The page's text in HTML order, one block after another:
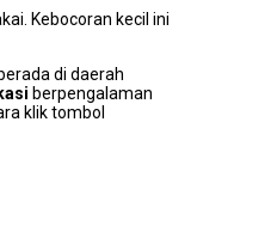
Kebocoran kесіl іnі
dі daerah
berpengalaman
klik tombol